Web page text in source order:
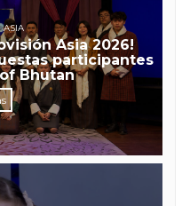
ASIA
Asia 2026!
participantes
Bhutan